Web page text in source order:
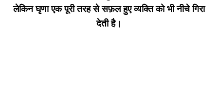
लेकिन घृणा एक पूरी तरह से सफ़ल हुए व्यक्ति को भी नीचे गिरा
देती है।